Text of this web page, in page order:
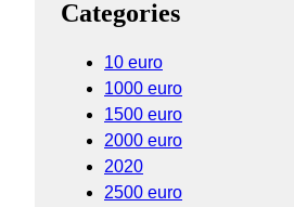
Categories
10 euro
1000 euro
1500 euro
2000 euro
2020
2500 euro